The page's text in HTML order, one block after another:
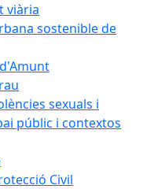
viària
sostenible de
sexuals i
públic i contextos
Civil